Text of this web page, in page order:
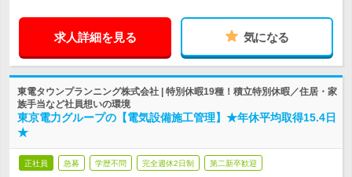
求人詳細を見る 気になる
東電タウンプランニング株式会社 | 特別休暇19種！積立特別休暇／住居・家
族手当など社員想いの環境
東京電力グループの【電気設備施工管理】★年休平均取得15.4日
★
正社員 急募 学歴不問 完全週休2日制 第二新卒歓迎